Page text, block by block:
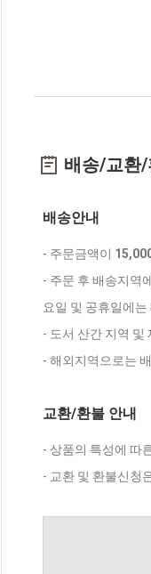
배송/교환/
배송안내
- 주문금액이
- 주문 후 배송지역
요일 및 공휴일에
- 도서 산간 지역
- 해외지역으로는
교환/환불 안내
- 상품의 특성에 따
- 교환 및 환불신청